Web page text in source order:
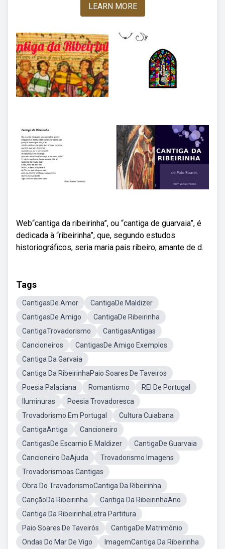
LEARN MORE
Web“cantiga da ribeirinha”, ou “cantiga de guarvaia”, é
dedicada à “ribeirinha”, que, segundo estudos
historiográficos, seria maria pais ribeiro, amante de d.
Tags
CantigasDe Amor
CantigaDe Maldizer
CantigasDe Amigo
CantigaDe Ribeirinha
CantigaTrovadorismo
CantigasAntigas
Cancioneiros
CantigasDe Amigo Exemplos
Cantiga Da Garvaia
Cantiga Da RibeirinhaPaio Soares De Taveiros
Poesia Palaciana
Romantismo
REI De Portugal
Iluminuras
Poesia Trovadoresca
Trovadorismo Em Portugal
Cultura Cuiabana
CantigaAntiga
Cancioneiro
CantigasDe Escarnio E Maldizer
CantigaDe Guarvaia
Cancioneiro DaAjuda
Trovadorismo Imagens
Trovadorismoas Cantigas
Obra Do TravadorismoCantiga Da Ribeirinha
CançãoDa Ribeirinha
Cantiga Da RibeirinhaAno
Cantiga Da RibeirinhaLetra Partitura
Paio Soares De Taveirós
CantigaDe Matrimônio
Ondas Do Mar De Vigo
ImagemCantiga Da Ribeirinha